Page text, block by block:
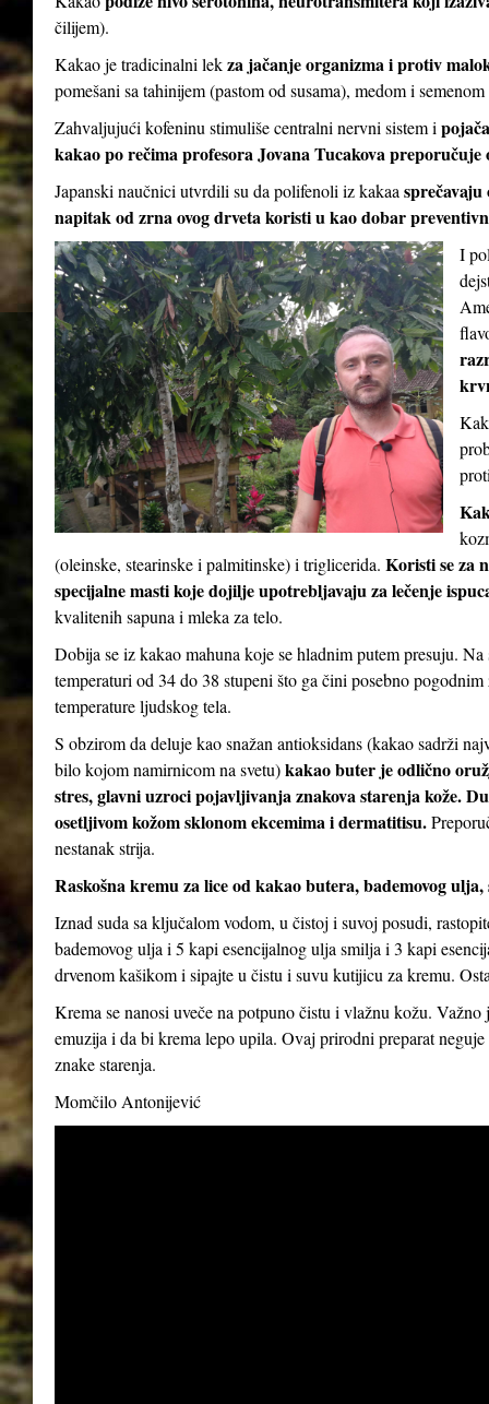
čilijem).
Kakao je tradicinalni lekza jačanje organizma i protiv
pomešani sa tahinijem (pastom od susama), medom i
Zahvaljujući kofeninu stimuliše centralni nervni sistem i
kakao po rečima profesora Jovana Tucakova preporučuje
Japanski naučnici utvrdili su da polifenoli iz kakaa
napitak od zrna ovog drveta koristi u kao dobar
I
(oleinske, stearinske i palmitinske) i triglicerida. Koristi se za
specijalne masti koje dojilje upotrebljavaju za lečenje
kvalitenih sapuna i mleka za telo.
Dobija se iz kakao mahuna koje se hladnim putem presuju.
temperaturi od 34 do 38 stupeni što ga čini posebno
temperature ljudskog tela.
S obzirom da deluje kao snažan antioksidans (kakao sadrži
bilo kojom namirnicom na svetu)kakao buter je odlično
stres, glavni uzroci pojavljivanja znakova starenja kože.
osetljivom kožom sklonom ekcemima i dermatitisu.
nestanak strija.
Raskošna kremu za lice od kakao butera, bademovog
Iznad suda sa ključalom vodom, u čistoj i suvoj posudi,
bademovog ulja i 5 kapi esencijalnog ulja smilja i 3 kapi
drvenom kašikom i sipajte u čistu i suvu kutijicu za kremu.
Krema se nanosi uveče na potpuno čistu i vlažnu kožu.
emuzija i da bi krema lepo upila. Ovaj prirodni preparat
znake starenja.
Momčilo Antonijević